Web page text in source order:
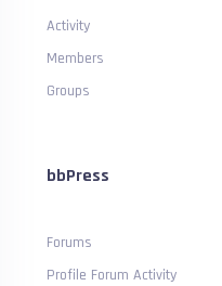
Activity
Members
Groups
bbPress
Forums
Profile Forum Activity